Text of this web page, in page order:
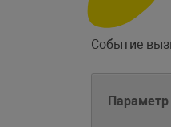
Событие
Параметр